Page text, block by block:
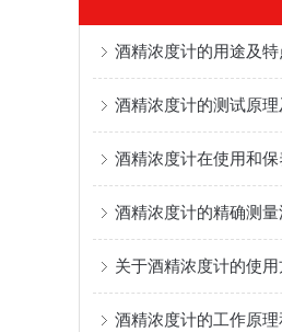
酒精浓度计的用途及特
酒精浓度计的测试原
酒精浓度计的精确测量